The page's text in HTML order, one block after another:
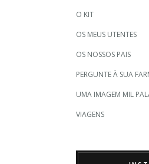
O KIT
OS MEUS UTENTES
OS NOSSOS PAIS
PERGUNTE À SUA
UMA IMAGEM MIL
VIAGENS